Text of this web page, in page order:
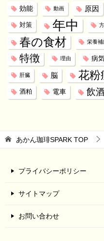
効能 動画 原因
対策 年中
春の食材 栄養補
特徴 理由 病
肝臓 脳 花粉
酒粕 電車 飲
あかん珈琲SPARK TOP
プライバシーポリシー
サイトマップ
お問い合わせ